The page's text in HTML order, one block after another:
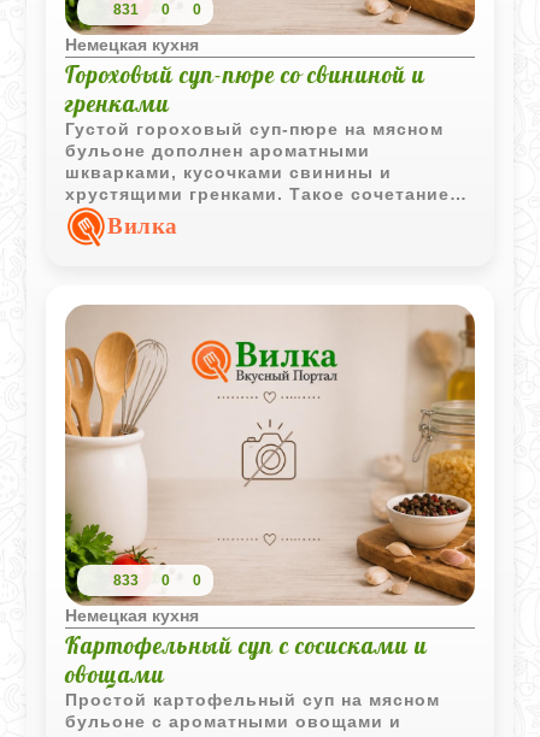
831 0 0
Немецкая кухня
Гороховый суп-пюре со свининой и
гренками
Густой гороховый суп-пюре на мясном
бульоне дополнен ароматными
шкварками, кусочками свинины и
хрустящими гренками. Такое сочетание
делает блюдо насыщенным и особенно
подходящим для сытного обеда.
Вилка
833 0 0
Немецкая кухня
Картофельный суп с сосисками и
овощами
Простой картофельный суп на мясном
бульоне с ароматными овощами и